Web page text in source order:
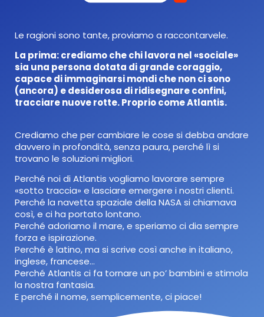
Le ragioni sono tante, proviamo a raccontarvele.
La prima: crediamo che chi lavora nel «sociale»
sia una persona dotata di grande coraggio,
capace di immaginarsi mondi che non ci sono
(ancora) e desiderosa di ridisegnare confini,
tracciare nuove rotte. Proprio come Atlantis.
Crediamo che per cambiare le cose si debba andare
davvero in profondità, senza paura, perché lì si
trovano le soluzioni migliori.
Perché noi di Atlantis vogliamo lavorare sempre
«sotto traccia» e lasciare emergere i nostri clienti.
Perché la navetta spaziale della NASA si chiamava
così, e ci ha portato lontano.
Perché adoriamo il mare, e speriamo ci dia sempre
forza e ispirazione.
Perché è latino, ma si scrive così anche in italiano,
inglese, francese…
Perché Atlantis ci fa tornare un po’ bambini e stimola
la nostra fantasia.
E perché il nome, semplicemente, ci piace!